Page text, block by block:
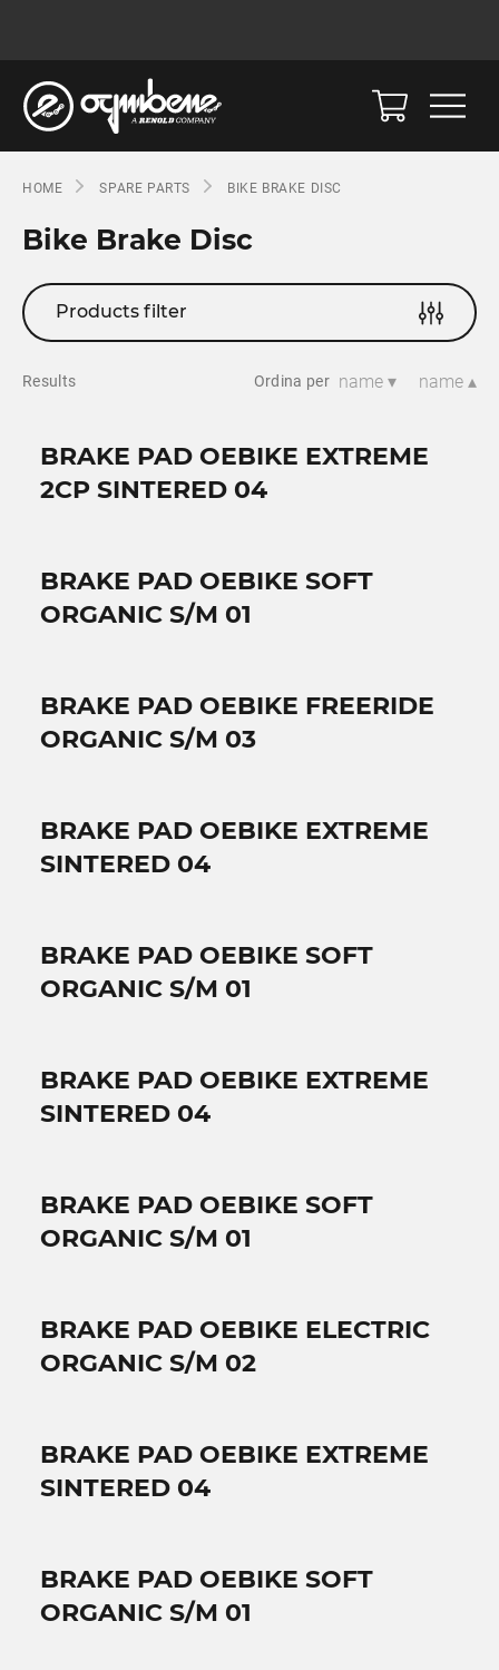
HOME SPARE PARTS BIKE BRAKE DISC
Bike Brake Disc
Products filter
Results Ordina per name ▾ name ▴
BRAKE PAD OEBIKE EXTREME
2CP SINTERED 04
BRAKE PAD OEBIKE SOFT
ORGANIC S/M 01
BRAKE PAD OEBIKE FREERIDE
ORGANIC S/M 03
BRAKE PAD OEBIKE EXTREME
SINTERED 04
BRAKE PAD OEBIKE SOFT
ORGANIC S/M 01
BRAKE PAD OEBIKE EXTREME
SINTERED 04
BRAKE PAD OEBIKE SOFT
ORGANIC S/M 01
BRAKE PAD OEBIKE ELECTRIC
ORGANIC S/M 02
BRAKE PAD OEBIKE EXTREME
SINTERED 04
BRAKE PAD OEBIKE SOFT
ORGANIC S/M 01